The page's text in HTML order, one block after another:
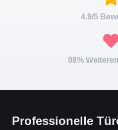
4.9/5
98%
Professionelle